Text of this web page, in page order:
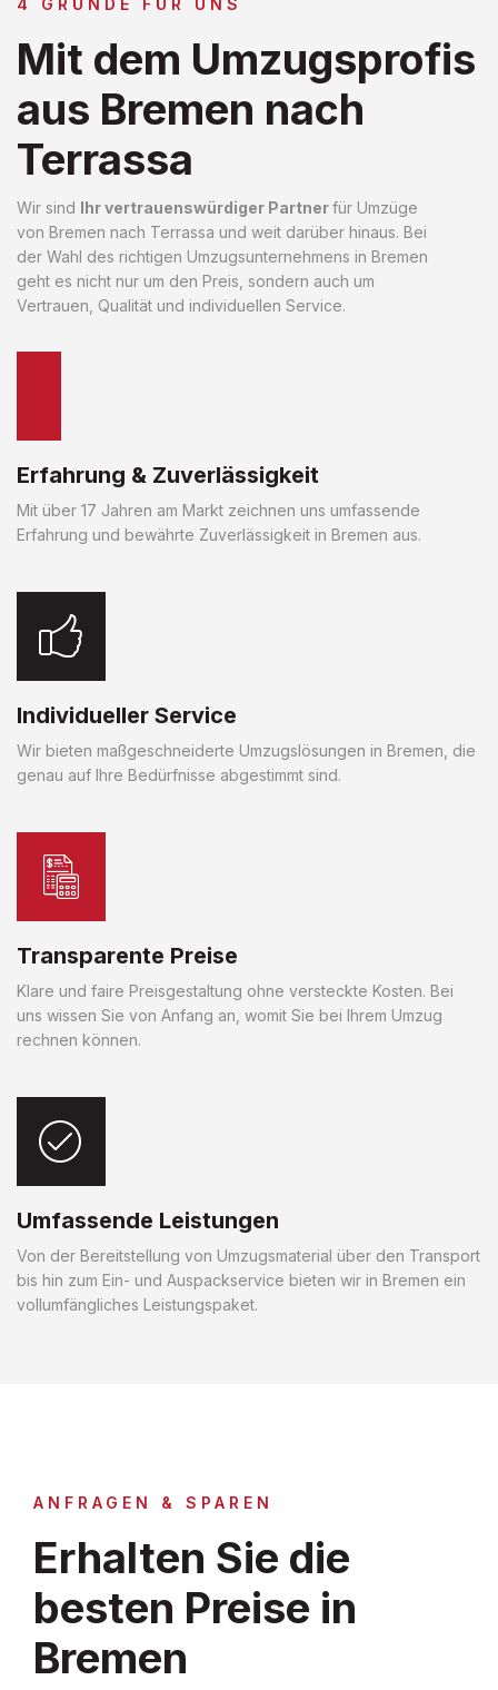
4 GRÜNDE FÜR UNS
Mit dem Umzugsprofis
aus Bremen nach
Terrassa
Wir sind Ihr vertrauenswürdiger Partnerfür Umzüge
von Bremen nach Terrassa und weit darüber hinaus. Bei
der Wahl des richtigen Umzugsunternehmens in Bremen
geht es nicht nur um den Preis, sondern auch um
Vertrauen, Qualität und individuellen Service.
Erfahrung & Zuverlässigkeit
Mit über 17 Jahren am Markt zeichnen uns umfassende
Erfahrung und bewährte Zuverlässigkeit in Bremen aus.
Individueller Service
Wir bieten maßgeschneiderte Umzugslösungen in Bremen, die
genau auf Ihre Bedürfnisse abgestimmt sind.
Transparente Preise
Klare und faire Preisgestaltung ohne versteckte Kosten. Bei
uns wissen Sie von Anfang an, womit Sie bei Ihrem Umzug
rechnen können.
Umfassende Leistungen
Von der Bereitstellung von Umzugsmaterial über den Transport
bis hin zum Ein- und Auspackservice bieten wir in Bremen ein
vollumfängliches Leistungspaket.
ANFRAGEN & SPAREN
Erhalten Sie die
besten Preise in
Bremen